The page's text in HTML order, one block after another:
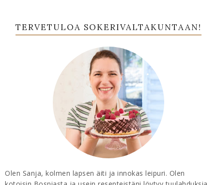
TERVETULOA SOKERIVALTAKUNTAAN!
Olen Sanja, kolmen lapsen äiti ja innokas leipuri. Olen